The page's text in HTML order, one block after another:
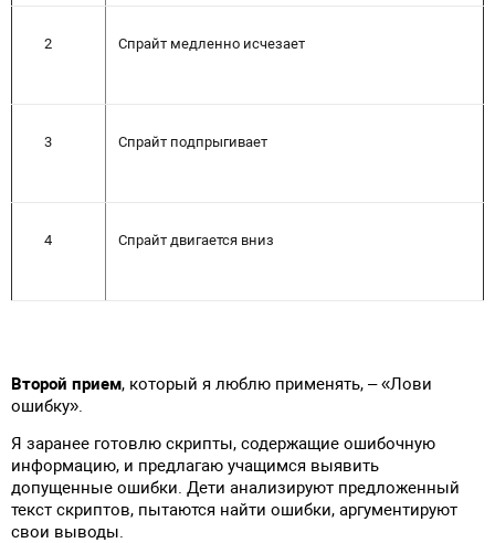
2 Спрайт медленно исчезает
3 Спрайт подпрыгивает
4 Спрайт двигается вниз
Второй прием, который я люблю применять, – «Лови
ошибку».
Я заранее готовлю скрипты, содержащие ошибочную
информацию, и предлагаю учащимся выявить
допущенные ошибки. Дети анализируют предложенный
текст скриптов, пытаются найти ошибки, аргументируют
свои выводы.